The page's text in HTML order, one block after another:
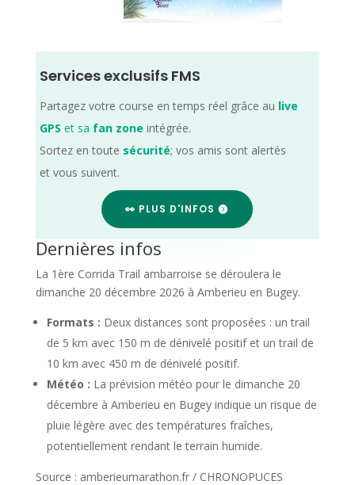
Services exclusifs FMS
Partagez votre course en temps réel grâce au live
GPS et sa fan zone intégrée.
Sortez en toute sécurité; vos amis sont alertés
et vous suivent.
👀 PLUS D'INFOS
Dernières infos
La 1ère Corrida Trail ambarroise se déroulera le
dimanche 20 décembre 2026 à Amberieu en Bugey.
Formats : Deux distances sont proposées : un trail
de 5 km avec 150 m de dénivelé positif et un trail de
10 km avec 450 m de dénivelé positif.
Météo : La prévision météo pour le dimanche 20
décembre à Amberieu en Bugey indique un risque de
pluie légère avec des températures fraîches,
potentiellement rendant le terrain humide.
Source : amberieumarathon.fr / CHRONOPUCES